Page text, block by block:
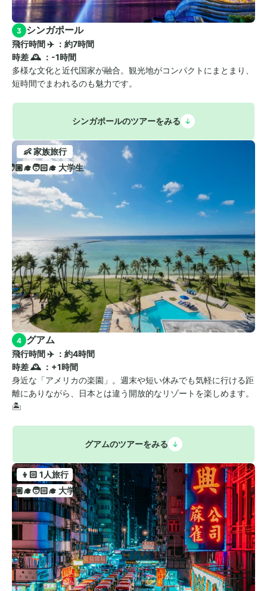
3 シンガポール
飛行時間 ✈️ ：約7時間
時差 🕰️ ：-1時間
多様な文化と近代国家が融合。観光地がコンパクトにまとまり、
短時間でまわれるのも魅力です。
シンガポールのツアーをみる
👶 家族旅行
🧑🏼‍🎓🧑🏻‍🎓 大学生
4 グアム
飛行時間 ✈️ ：約4時間
時差 🕰️ ：+1時間
身近な「アメリカの楽園」。週末や短い休みでも気軽に行ける距
離にありながら、日本とは違う開放的なリゾートを楽しめます。
🏝
グアムのツアーをみる
👦🏻 1人旅行
🧑🏼‍🎓🧑🏻‍🎓 大学生